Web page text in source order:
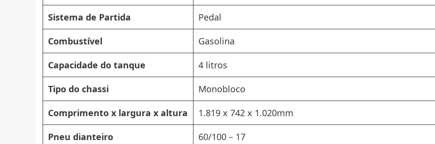
Sistema de Partida Pedal
Combustível Gasolina
Capacidade do tanque 4 litros
Tipo do chassi Monobloco
Comprimento x largura x altura 1.819 x 742 x 1.020mm
Pneu dianteiro 60/100 – 17